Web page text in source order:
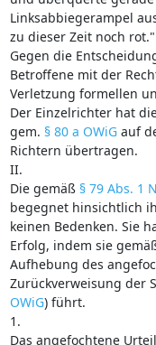
Linksabbiegerampel
zu dieser Zeit noch rot."
Gegen die
Betroffene mit der
Verletzung formellen
Der Einzelrichter hat
gem. § 80 a OWiGauf
Richtern übertragen.
II.
Die gemäß § 79 Abs. 1
begegnet hinsichtlich
keinen Bedenken. Sie
Erfolg, indem sie
Aufhebung des
Zurückverweisung der
OWiG) führt.
1.
Das angefochtene